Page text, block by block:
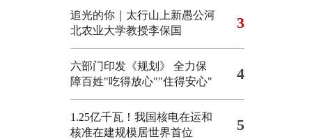
追光的你｜太行山上新愚公河
北农业大学教授李保国
3
六部门印发《规划》 全力保
障百姓"吃得放心""住得安心"
4
1.25亿千瓦！我国核电在运和
核准在建规模居世界首位
5